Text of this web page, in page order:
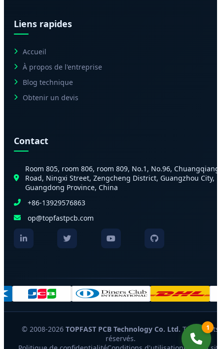
Liens rapides
Accueil
À propos de l'entreprise
Blog technique
Obtenir un devis
Contact
Room 805, room 806, room 809, No.1, No.96, Chuangqiang
Road, Ningxi Street, Zengcheng District, Guangzhou City,
Guangdong Province, China
+86-13929576863
op@topfastpcb.com
© 2008-2026 TOPFAST PCB Technology Co. Ltd. Tous droits
réservés.
1